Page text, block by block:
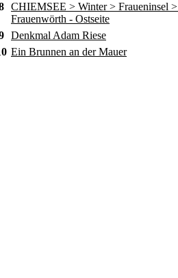
CHIEMSEE > Winter > Fraueninsel
Frauenwörth - Ostseite
Denkmal Adam Riese
Ein Brunnen an der Mauer